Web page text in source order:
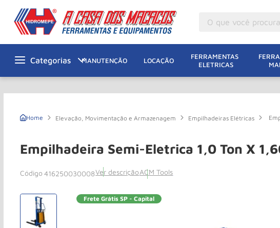
MANUTENÇÃO LOCAÇÃO
FERRAMENTAS
ELETRICAS
Elevação, Movimentação e Armazenagem Empilhadeiras Elétricas
Empilhadeira Semi-Eletrica 1,0 Ton X
416250030008Ver descriçãoACM Tools
Frete Grátis SP - Capital
1º Macacos
6º Talha Eletrica